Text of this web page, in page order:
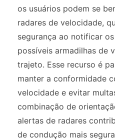
os usuários podem se
radares de velocidade,
segurança ao notificar
possíveis armadilhas de
trajeto. Esse recurso é
manter a conformidade
velocidade e evitar
combinação de
alertas de radares
de condução mais